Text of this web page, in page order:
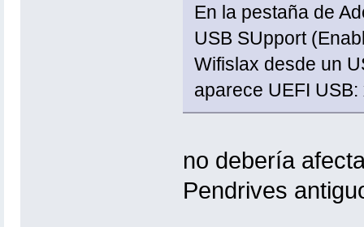
En la pestaña de
USB SUpport
Wifislax desde un
aparece UEFI
no debería
Pendrives